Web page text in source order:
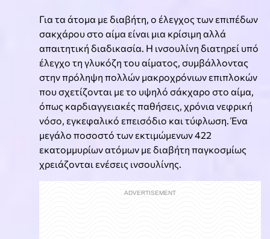
Για τα άτομα με διαβήτη, ο έλεγχος των επιπέδων
σακχάρου στο αίμα είναι μια κρίσιμη αλλά
απαιτητική διαδικασία. Η ινσουλίνη διατηρεί υπό
έλεγχο τη γλυκόζη του αίματος, συμβάλλοντας
στην πρόληψη πολλών μακροχρόνιων επιπλοκών
που σχετίζονται με το υψηλό σάκχαρο στο αίμα,
όπως καρδιαγγειακές παθήσεις, χρόνια νεφρική
νόσο, εγκεφαλικό επεισόδιο και τύφλωση. Ένα
μεγάλο ποσοστό των εκτιμώμενων 422
εκατομμυρίων ατόμων με διαβήτη παγκοσμίως
χρειάζονται ενέσεις ινσουλίνης.